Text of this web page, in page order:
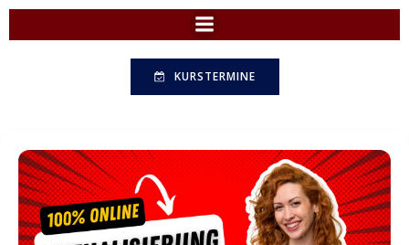
Zum
Inhalt
KURSTERMINE